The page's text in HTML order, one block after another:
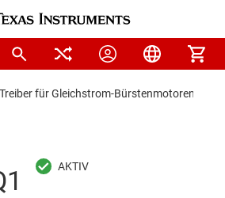
Treiber für Gleichstrom-Bürstenmotoren